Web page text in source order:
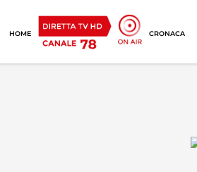
HOME CRONACA